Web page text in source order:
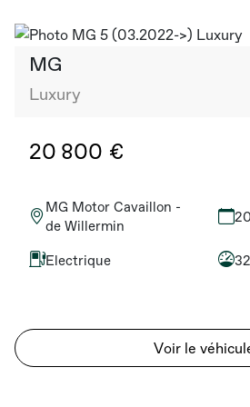
MG
Luxury
20 800 €
MG Motor Cavaillon -
de Willermin
Electrique
Voir le